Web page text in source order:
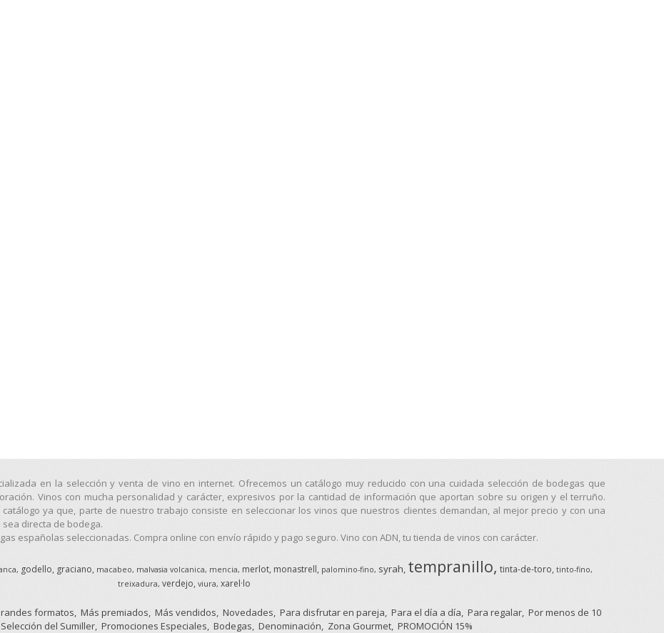
en la selección y venta de vino en internet. Ofrecemos un catálogo muy reducido con una cuidada selección de bodegas que
Vinos con mucha personalidad y carácter, expresivos por la cantidad de información que aportan sobre su origen y el terruño.
ya que, parte de nuestro trabajo consiste en seleccionar los vinos que nuestros clientes demandan, al mejor precio y con una
directa de bodega.
españolas seleccionadas. Compra online con envío rápido y pago seguro. Vino con ADN, tu tienda de vinos con carácter.
godello graciano macabeo malvasia volcanica mencia merlot monastrell palomino-fino syrah tempranillo tinta-de-toro tinto-fino
treixadura verdejo viura xarel·lo
formatos Más premiados Más vendidos Novedades Para disfrutar en pareja Para el día a día Para regalar Por menos de 10
Selección del Sumiller Promociones Especiales Bodegas Denominación Zona Gourmet PROMOCIÓN 15%